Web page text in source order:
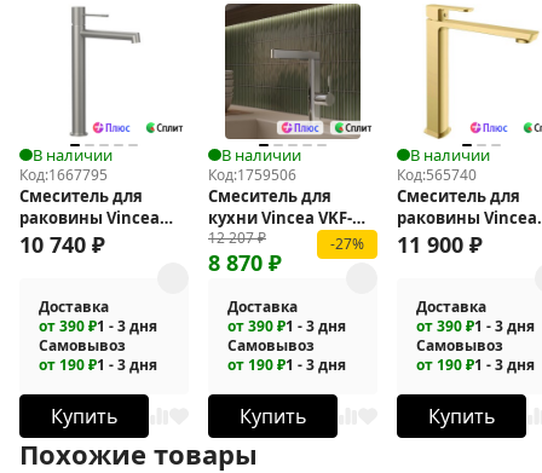
В наличии
Код:1667795
Смеситель для
раковины Vincea
Desire VBF-1D2BN
10 740 ₽
Доставка
от 390 ₽1 - 3 дня
Самовывоз
от 190 ₽1 - 3 дня
Купить
В наличии
Код:1759506
Смеситель для
кухни Vincea VKF-
22CH
12 207₽
8 870 ₽
-27%
Доставка
от 390 ₽1 - 3 дня
Самовывоз
от 190 ₽1 - 3 дня
Купить
В наличии
Код:565740
Смеситель для
раковины Vincea
Next VBF-1N2BG
11 900 ₽
Доставка
от 390 ₽1 - 3 дня
Самовывоз
от 190 ₽1 - 3 дня
Купить
Похожие товары